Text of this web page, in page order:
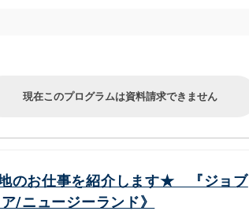
現在このプログラムは資料請求できません
のお仕事を紹介します★ 『ジョブ
/ニュージーランド》